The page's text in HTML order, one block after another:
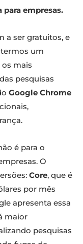
empresas.
a ser gratuitos, e
um
mais
pesquisas
Google Chrome
é para o
O
Core, que é
por mês
apresenta essa
maior
pesquisas